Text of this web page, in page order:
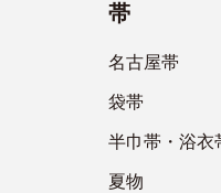
帯
名古屋帯
袋帯
半巾帯・浴衣
夏物